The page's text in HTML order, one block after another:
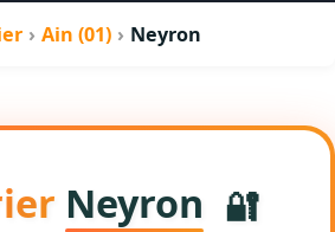
› Ain (01) › Neyron
Neyron 🔐